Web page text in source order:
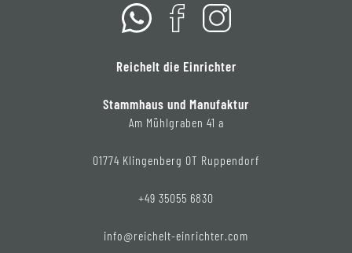
Reichelt die Einrichter
Stammhaus und Manufaktur
Am Mühlgraben 41 a
01774 Klingenberg OT Ruppendorf
+49 35055 6830
info@reichelt-einrichter.com